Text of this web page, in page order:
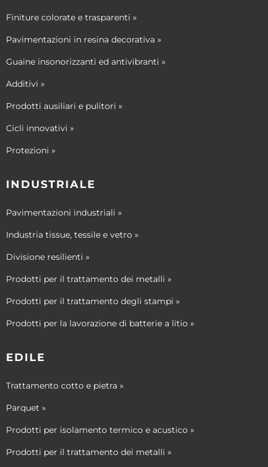
Finiture colorate e trasparenti »
Pavimentazioni in resina decorativa »
Guaine insonorizzanti ed antivibranti »
Additivi »
Prodotti ausiliari e pulitori »
Cicli innovativi »
Protezioni »
INDUSTRIALE
Pavimentazioni industriali »
Industria tissue, tessile e vetro »
Divisione resilienti »
Prodotti per il trattamento dei metalli »
Prodotti per il trattamento degli stampi »
Prodotti per la lavorazione di batterie a litio »
EDILE
Trattamento cotto e pietra »
Parquet »
Prodotti per isolamento termico e acustico »
Prodotti per il trattamento dei metalli »